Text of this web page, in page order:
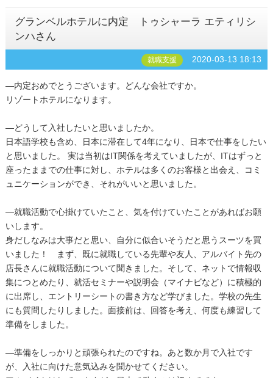
グランベルホテルに内定 トゥシャーラ エティリシ
ンハさん
就職支援 2020-03-13 18:13
―内定おめでとうございます。どんな会社ですか。
リゾートホテルになります。
―どうして入社したいと思いましたか。
日本語学校も含め、日本に滞在して4年になり、日本で仕事をしたい
と思いました。 実は当初はIT関係を考えていましたが、ITはずっと
座ったままでの仕事に対し、ホテルは多くのお客様と出会え、コミ
ュニケーションができ、それがいいと思いました。
―就職活動で心掛けていたこと、気を付けていたことがあればお願
いします。
身だしなみは大事だと思い、自分に似合いそうだと思うスーツを買
いました！ まず、既に就職している先輩や友人、アルバイト先の
店長さんに就職活動について聞きました。そして、ネットで情報収
集につとめたり、就活セミナーや説明会（マイナビなど）に積極的
に出席し、エントリーシートの書き方など学びました。学校の先生
にも質問したりしました。面接前は、回答を考え、何度も練習して
準備をしました。
―準備をしっかりと頑張られたのですね。あと数か月で入社です
が、入社に向けた意気込みを聞かせてください。